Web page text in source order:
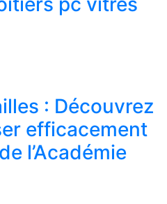
: Découvrez
efficacement
l’Académie